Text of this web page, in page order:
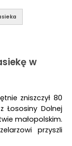
w
zniszczył 80
Łososiny Dolnej
małopolskim.
przyszli